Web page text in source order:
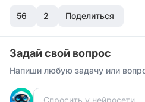
56 2 Поделиться
Задай свой вопрос
Напиши любую задачу или